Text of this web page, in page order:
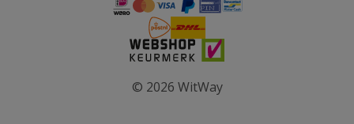
© 2026 WitWay